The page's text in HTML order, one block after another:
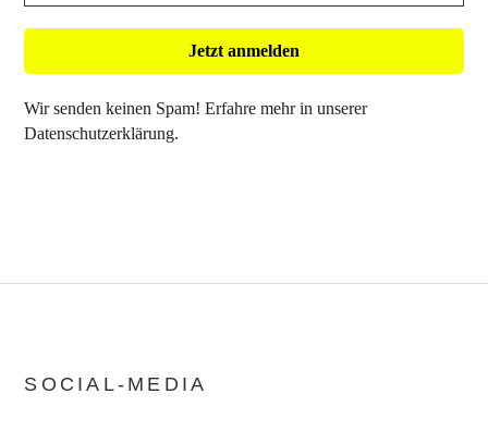
Wir senden keinen Spam! Erfahre mehr in unserer
Datenschutzerklärung.
SOCIAL-MEDIA